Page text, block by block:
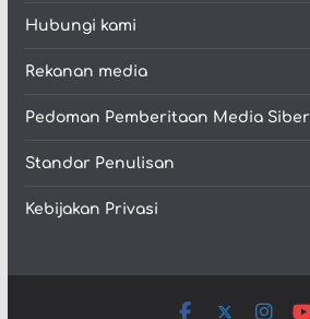
Hubungi kami
Rekanan media
Pedoman Pemberitaan Media Siber
Standar Penulisan
Kebijakan Privasi